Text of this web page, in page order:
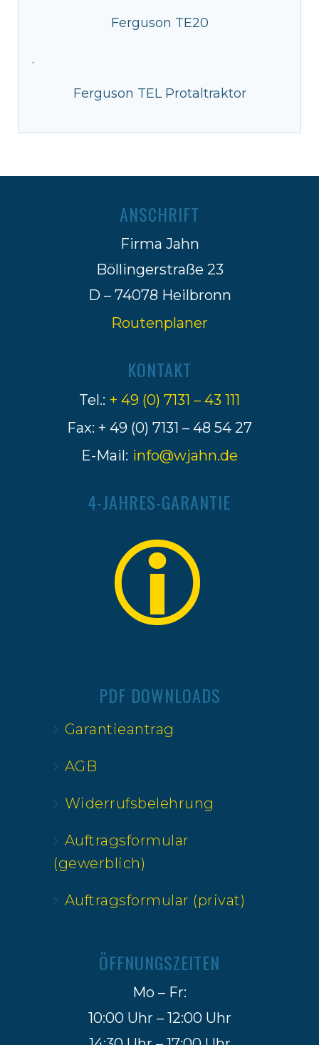
Ferguson TE20
·
Ferguson TEL Protaltraktor
ANSCHRIFT
Firma Jahn
Böllingerstraße 23
D – 74078 Heilbronn
Routenplaner
KONTAKT
Tel.: + 49 (0) 7131 – 43 111
Fax: + 49 (0) 7131 – 48 54 27
E-Mail: info@wjahn.de
4-JAHRES-GARANTIE
PDF DOWNLOADS
Garantieantrag
AGB
Widerrufsbelehrung
Auftragsformular
(gewerblich)
Auftragsformular (privat)
ÖFFNUNGSZEITEN
Mo – Fr:
10:00 Uhr – 12:00 Uhr